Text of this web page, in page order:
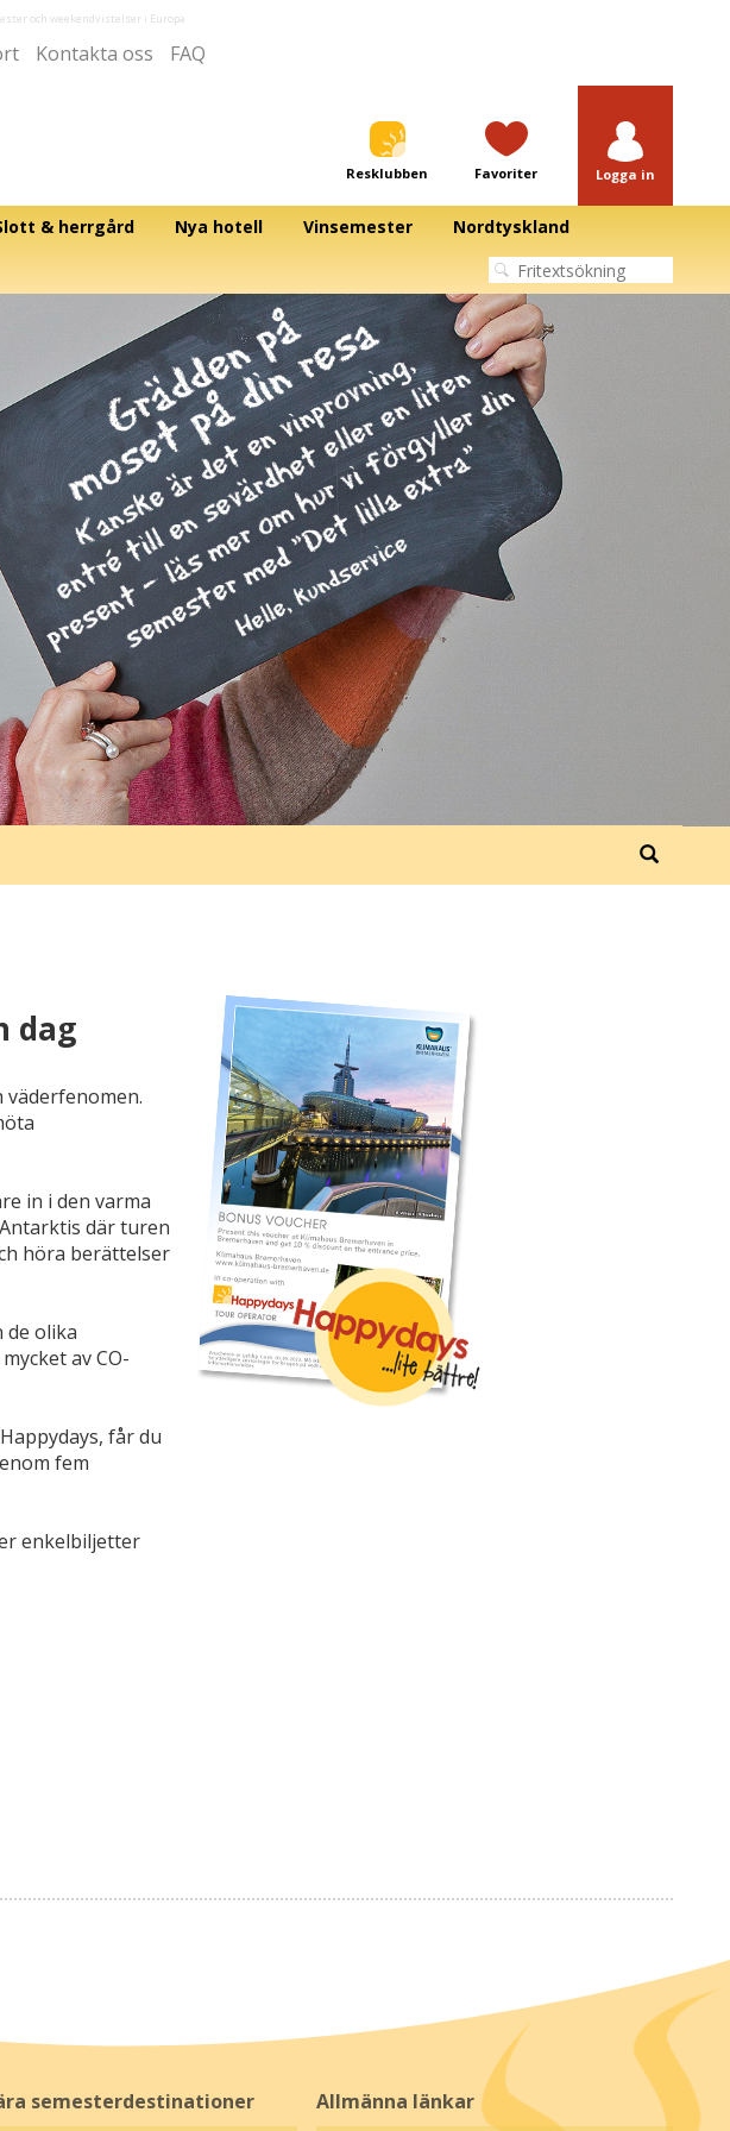
och weekendvistelser i Europa
Kontakta oss FAQ
Resklubben Favoriter Logga in
& herrgård Nya hotell Vinsemester Nordtyskland
dag
in i den varma
där turen
höra berättelser
de olika
av CO-
får du
fem
enkelbiljetter
semesterdestinationer Allmänna länkar